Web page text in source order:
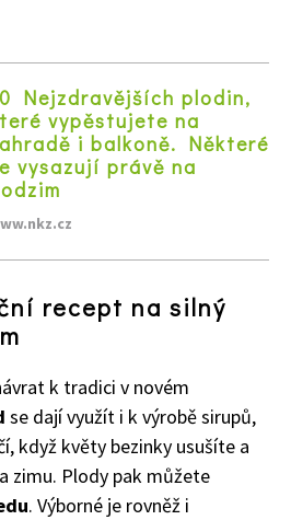
Nejzdravějších plodin,
vypěstujete na
i balkoně. Některé
vysazují právě na
recept na silný
k tradici v novém
se dají využít i k výrobě sirupů,
když květy bezinky usušíte a
zimu. Plody pak můžete
. Výborné je rovněž i